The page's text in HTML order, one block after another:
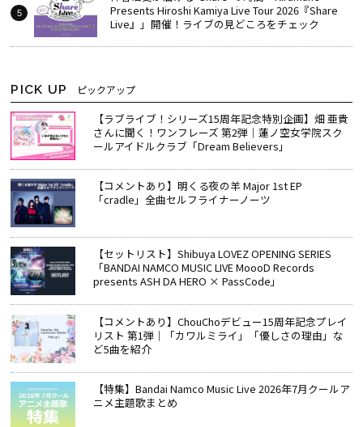
Presents Hiroshi Kamiya Live Tour 2026『Share
Live』」開催！ライブの見どころをチェック
PICK UP ピックアップ
【ラブライブ！シリーズ15周年記念特別企画】畑 亜貴
さんに聞く！ワンフレーズ 第2弾｜蓮ノ空女学院スク
ールアイドルクラブ「Dream Believers」
【コメントあり】明くる夜の羊 Major 1st EP
「cradle」全曲セルフライナーノーツ
【セットリスト】Shibuya LOVEZ OPENING SERIES
「BANDAI NAMCO MUSIC LIVE MoooD Records
presents ASH DA HERO × PassCode」
【コメントあり】ChouChoデビュー15周年記念プレイ
リスト 第1弾｜「カワルミライ」「優しさの理由」な
ど5曲を紹介
【特集】Bandai Namco Music Live 2026年7月クールア
ニメ主題歌まとめ